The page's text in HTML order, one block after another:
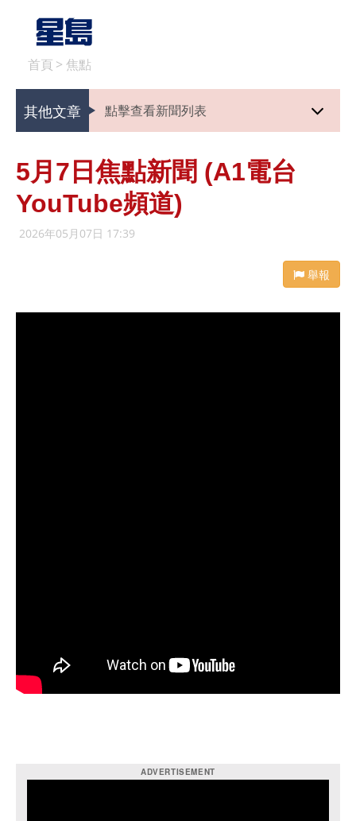
首頁 > 焦點
其他文章 點擊查看新聞列表
5月7日焦點新聞 (A1電台
YouTube頻道)
2026年05月07日 17:39
舉報